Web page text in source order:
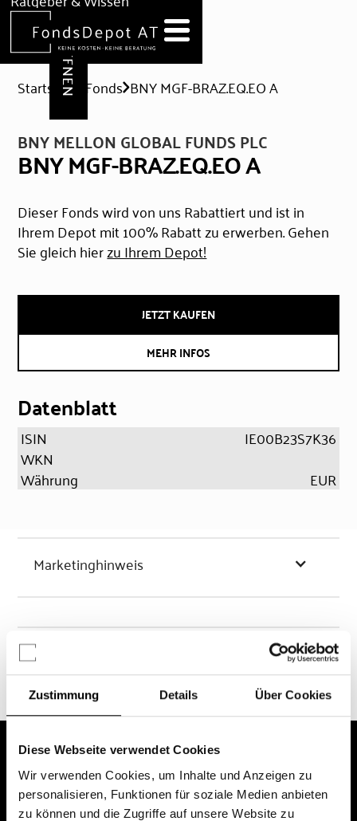
Zustimmung Details Über Cookies
Diese Webseite verwendet Cookies
Wir verwenden Cookies, um Inhalte und Anzeigen zu
personalisieren, Funktionen für soziale Medien anbieten
zu können und die Zugriffe auf unsere Website zu
Hilfe & Formulare
DEPOT ERÖFFNEN
Startseite Fonds BNY MGF-BRAZ.EQ.EO A
BNY MELLON GLOBAL FUNDS PLC
BNY MGF-BRAZ.EQ.EO A
Dieser Fonds wird von uns Rabattiert und ist in
Ihrem Depot mit 100% Rabatt zu erwerben. Gehen
Sie gleich hierzu Ihrem Depot!
JETZT KAUFEN
MEHR INFOS
Datenblatt
ISIN
IE00B23S7K36
WKN
Währung
EUR
Marketinghinweis
Chancen & Risiken